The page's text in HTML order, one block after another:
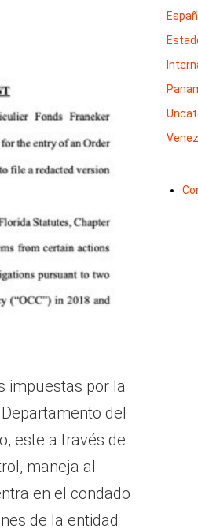
impuestas por la
del
este a través de
maneja al
en el condado
de la entidad